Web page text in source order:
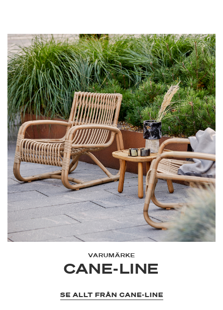
VARUMÄRKE
CANE-LINE
SE ALLT FRÅN CANE-LINE